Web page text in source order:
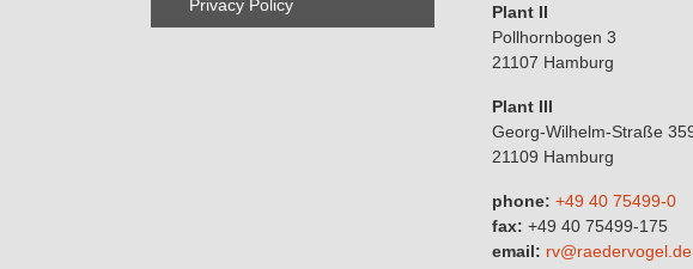
Privacy Policy
Plant II
Pollhornbogen 3
21107 Hamburg
Plant III
Georg-Wilhelm-Straße
21109 Hamburg
phone: +49 40 75499-0
fax: +49 40 75499-175
email: rv@raedervogel.de